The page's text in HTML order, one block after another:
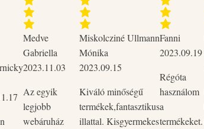
Medve
Gabriella
2023.11.03
Az egyik
legjobb
webáruház
Miskolcziné Ullmann
Mónika
2023.09.15
Kiváló minőségű
termékek,fantasztikus
illattal. Kisgyermekes
Fanni
2023.09.19
Régóta
használom
a
termékeket.